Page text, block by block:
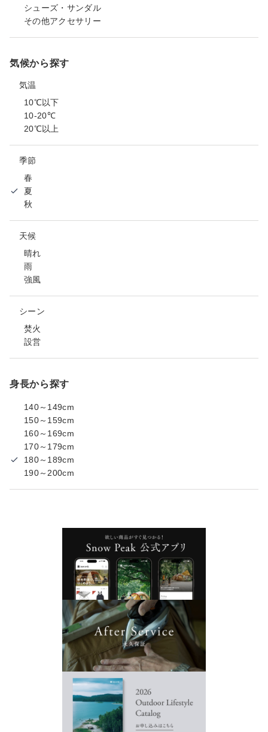
シューズ・サンダル
その他アクセサリー
気候から探す
気温
10℃以下
10-20℃
20℃以上
季節
春
夏
秋
天候
晴れ
雨
強風
シーン
焚火
設営
身長から探す
140～149cm
150～159cm
160～169cm
170～179cm
180～189cm
190～200cm